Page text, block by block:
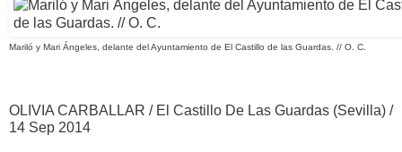
Mariló y Mari Ángeles, delante del Ayuntamiento de El Castillo de las Guardas. // O. C.
OLIVIA CARBALLAR / El Castillo De Las Guardas (Sevilla) /
14 Sep 2014